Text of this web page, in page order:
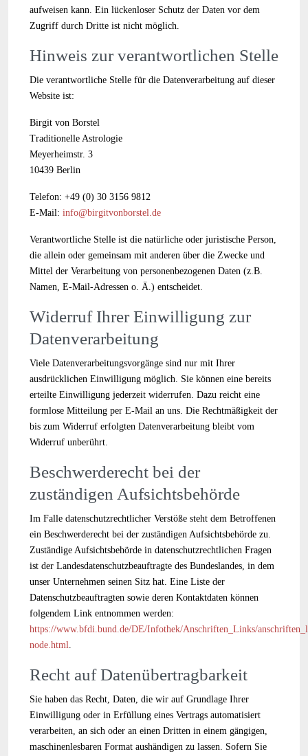
aufweisen kann. Ein lückenloser Schutz der Daten vor dem
Zugriff durch Dritte ist nicht möglich.
Hinweis zur verantwortlichen Stelle
Die verantwortliche Stelle für die Datenverarbeitung auf dieser
Website ist:
Birgit von Borstel
Traditionelle Astrologie
Meyerheimstr. 3
10439 Berlin
Telefon: +49 (0) 30 3156 9812
E-Mail: info@birgitvonborstel.de
Verantwortliche Stelle ist die natürliche oder juristische Person,
die allein oder gemeinsam mit anderen über die Zwecke und
Mittel der Verarbeitung von personenbezogenen Daten (z.B.
Namen, E-Mail-Adressen o. Ä.) entscheidet.
Widerruf Ihrer Einwilligung zur
Datenverarbeitung
Viele Datenverarbeitungsvorgänge sind nur mit Ihrer
ausdrücklichen Einwilligung möglich. Sie können eine bereits
erteilte Einwilligung jederzeit widerrufen. Dazu reicht eine
formlose Mitteilung per E-Mail an uns. Die Rechtmäßigkeit der
bis zum Widerruf erfolgten Datenverarbeitung bleibt vom
Widerruf unberührt.
Beschwerderecht bei der
zuständigen Aufsichtsbehörde
Im Falle datenschutzrechtlicher Verstöße steht dem Betroffenen
ein Beschwerderecht bei der zuständigen Aufsichtsbehörde zu.
Zuständige Aufsichtsbehörde in datenschutzrechtlichen Fragen
ist der Landesdatenschutzbeauftragte des Bundeslandes, in dem
unser Unternehmen seinen Sitz hat. Eine Liste der
Datenschutzbeauftragten sowie deren Kontaktdaten können
folgendem Link entnommen werden:
https://www.bfdi.bund.de/DE/Infothek/Anschriften_Links/
node.html
Recht auf Datenübertragbarkeit
Sie haben das Recht, Daten, die wir auf Grundlage Ihrer
Einwilligung oder in Erfüllung eines Vertrags automatisiert
verarbeiten, an sich oder an einen Dritten in einem gängigen,
maschinenlesbaren Format aushändigen zu lassen. Sofern Sie